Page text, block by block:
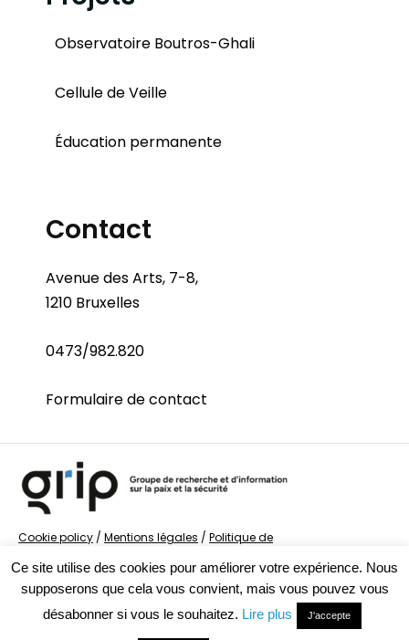
Observatoire Boutros-Ghali
Cellule de Veille
Éducation permanente
Contact
Avenue des Arts, 7-8,
1210 Bruxelles
0473/982.820
Formulaire de contact
Cookie policy / Mentions légales / Politique de
la Sécurité
Ce site utilise des cookies pour améliorer votre expérience. Nous
supposerons que cela vous convient, mais vous pouvez vous
désabonner si vous le souhaitez. Lire plus J'accepte